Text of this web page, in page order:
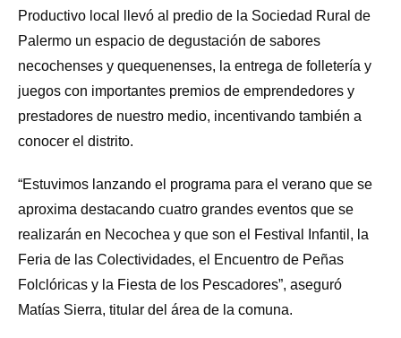
Productivo local llevó al predio de la Sociedad Rural de
Palermo un espacio de degustación de sabores
necochenses y quequenenses, la entrega de folletería y
juegos con importantes premios de emprendedores y
prestadores de nuestro medio, incentivando también a
conocer el distrito.
“Estuvimos lanzando el programa para el verano que se
aproxima destacando cuatro grandes eventos que se
realizarán en Necochea y que son el Festival Infantil, la
Feria de las Colectividades, el Encuentro de Peñas
Folclóricas y la Fiesta de los Pescadores”, aseguró
Matías Sierra, titular del área de la comuna.